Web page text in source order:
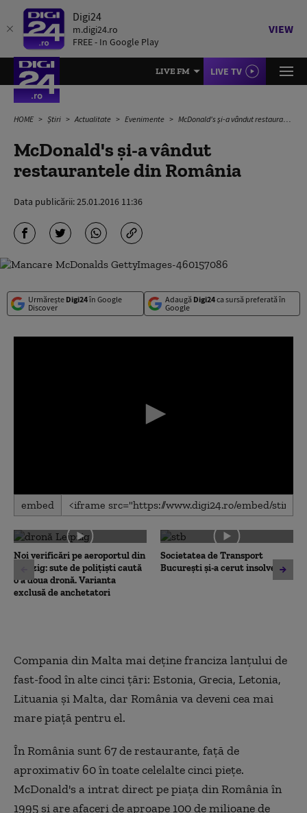
Digi24
m.digi24.ro
FREE - In Google Play
VIEW
LIVE FM LIVE TV
HOME Știri Actualitate Evenimente McDonald's și-a vândut restaurantele din România
McDonald's și-a vândut
restaurantele din România
Data publicării:25.01.2016 11:36
Urmărește Digi24în Google
Discover
Adaugă Digi24ca sursă preferată în
Google
0
seconds
0
seconds
embed
Noi verificări pe aeroportul din
Leipzig: sute de polițiști caută
o a doua dronă. Varianta
exclusă de anchetatori
Societatea de Transport
București și-a cerut insolvența
Compania din Malta mai deţine franciza lanţu­lui de
fast-food în alte cinci ţări: Estonia, Grecia, Letonia,
Lituania şi Malta, dar România va deveni cea mai
mare piaţă pentru el.
În România sunt 67 de restaurante, faţă de
aproximativ 60 în toate celelalte cinci pieţe.
McDonald's a intrat direct pe piaţa din România în
1995 şi are afaceri de aproape 100 de milioane de